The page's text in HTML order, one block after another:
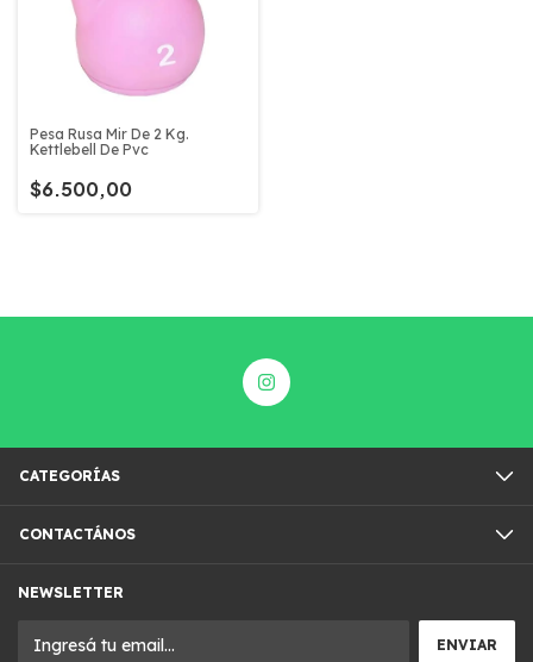
Pesa Rusa Mir De 2 Kg.
Kettlebell De Pvc
$6.500,00
CATEGORÍAS
CONTACTÁNOS
NEWSLETTER